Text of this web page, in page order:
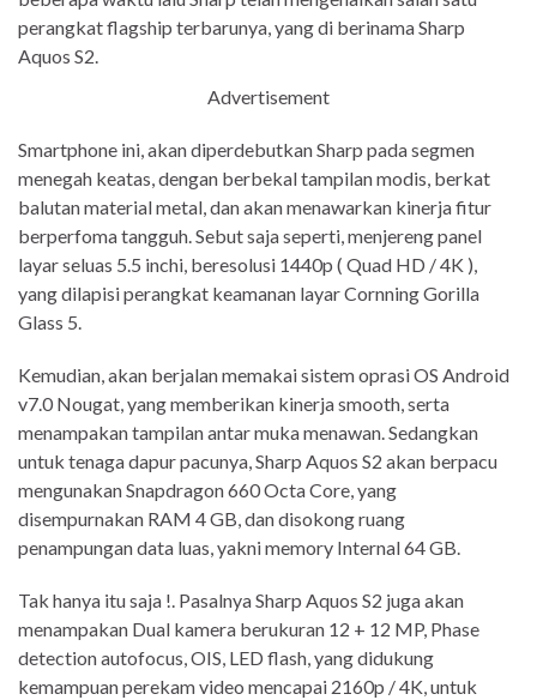
perangkat flagship terbarunya, yang di berinama Sharp
Aquos S2.
Advertisement
Smartphone ini, akan diperdebutkan Sharp pada segmen
menegah keatas, dengan berbekal tampilan modis, berkat
balutan material metal, dan akan menawarkan kinerja fitur
berperfoma tangguh. Sebut saja seperti, menjereng panel
layar seluas 5.5 inchi, beresolusi 1440p ( Quad HD / 4K ),
yang dilapisi perangkat keamanan layar Cornning Gorilla
Glass 5.
Kemudian, akan berjalan memakai sistem oprasi OS Android
v7.0 Nougat, yang memberikan kinerja smooth, serta
menampakan tampilan antar muka menawan. Sedangkan
untuk tenaga dapur pacunya, Sharp Aquos S2 akan berpacu
mengunakan Snapdragon 660 Octa Core, yang
disempurnakan RAM 4 GB, dan disokong ruang
penampungan data luas, yakni memory Internal 64 GB.
Tak hanya itu saja !. Pasalnya Sharp Aquos S2 juga akan
menampakan Dual kamera berukuran 12 + 12 MP, Phase
detection autofocus, OIS, LED flash, yang didukung
kemampuan perekam video mencapai 2160p / 4K, untuk